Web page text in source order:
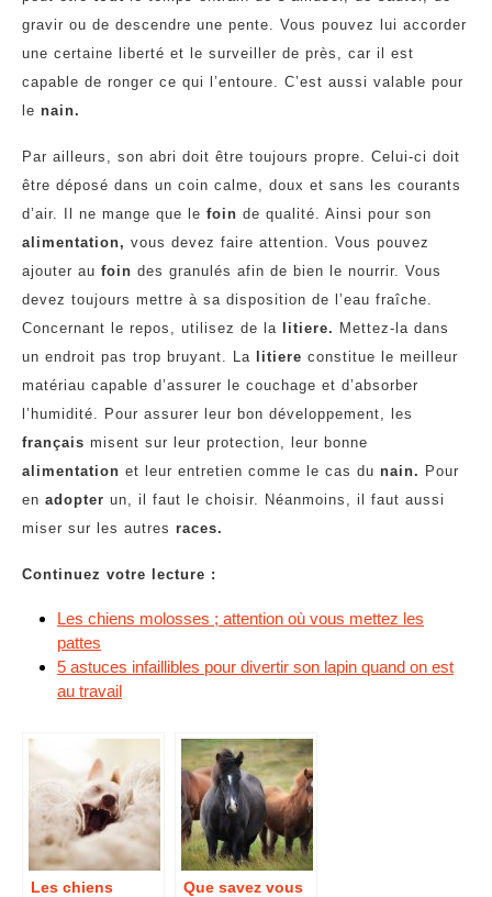
gravir ou de descendre une pente. Vous pouvez lui accorder
une certaine liberté et le surveiller de près, car il est
capable de ronger ce qui l’entoure. C’est aussi valable pour
le nain.
Par ailleurs, son abri doit être toujours propre. Celui-ci doit
être déposé dans un coin calme, doux et sans les courants
d’air. Il ne mange que le foin de qualité. Ainsi pour son
alimentation, vous devez faire attention. Vous pouvez
ajouter au foin des granulés afin de bien le nourrir. Vous
devez toujours mettre à sa disposition de l’eau fraîche.
Concernant le repos, utilisez de la litiere. Mettez-la dans
un endroit pas trop bruyant. La litiere constitue le meilleur
matériau capable d’assurer le couchage et d’absorber
l’humidité. Pour assurer leur bon développement, les
français misent sur leur protection, leur bonne
alimentation et leur entretien comme le cas du nain. Pour
en adopter un, il faut le choisir. Néanmoins, il faut aussi
miser sur les autres races.
Continuez votre lecture :
Les chiens molosses ; attention où vous mettez les
pattes
5 astuces infaillibles pour divertir son lapin quand on est
au travail
Les chiens
Que savez vous